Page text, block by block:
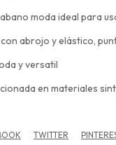
moda ideal para
con abrojo y elástico,
y versatil
en materiales
TWITTER